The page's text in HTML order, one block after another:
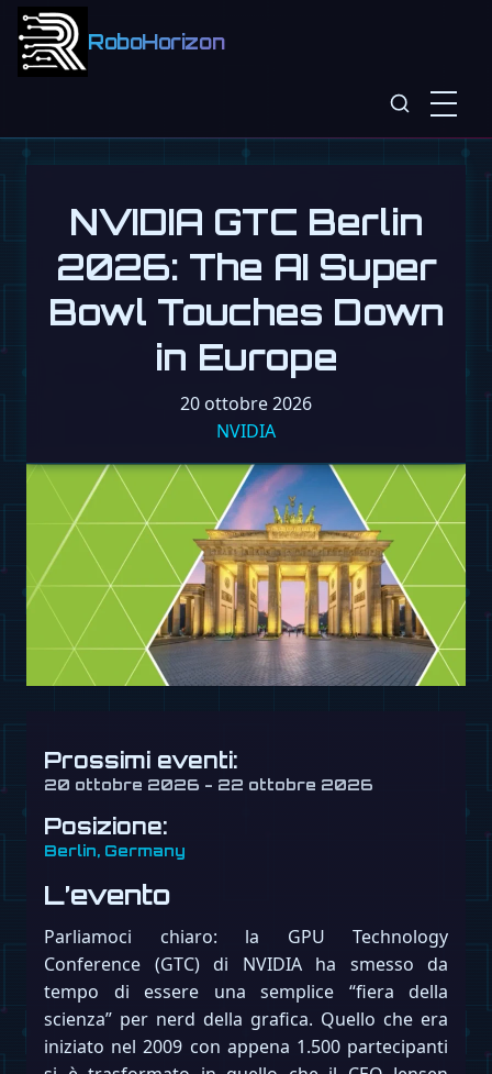
RoboHorizon
NVIDIA GTC Berlin
2026: The AI Super
Bowl Touches Down
in Europe
20 ottobre 2026
NVIDIA
Prossimi eventi:
20 ottobre 2026 - 22 ottobre 2026
Posizione:
Berlin, Germany
L’evento
Parliamoci chiaro: la GPU Technology
Conference (GTC) di NVIDIA ha smesso da
tempo di essere una semplice “fiera della
scienza” per nerd della grafica. Quello che era
iniziato nel 2009 con appena 1.500 partecipanti